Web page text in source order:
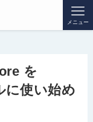
メニュー
を
に使い始め